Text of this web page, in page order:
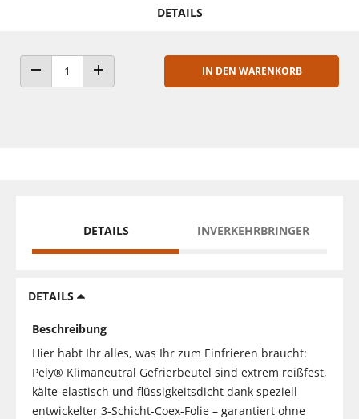
DETAILS
ANZAHL VERRINGERNANZAHL ERHÖHEN
IN DEN WARENKORB
DETAILS INVERKEHRBRINGER
DETAILS
Beschreibung
Hier habt Ihr alles, was Ihr zum Einfrieren braucht:
Pely® Klimaneutral Gefrierbeutel sind extrem reißfest,
kälte-elastisch und flüssigkeitsdicht dank speziell
entwickelter 3-Schicht-Coex-Folie – garantiert ohne